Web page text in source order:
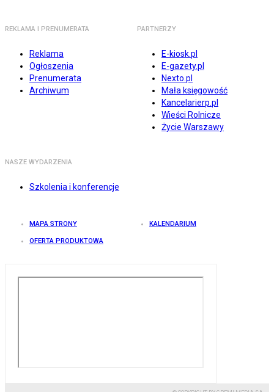
REKLAMA I PRENUMERATA
Reklama
Ogłoszenia
Prenumerata
Archiwum
PARTNERZY
E-kiosk.pl
E-gazety.pl
Nexto.pl
Mała księgowość
Kancelarierp.pl
Wieści Rolnicze
Życie Warszawy
NASZE WYDARZENIA
Szkolenia i konferencje
MAPA STRONY KALENDARIUM
OFERTA PRODUKTOWA